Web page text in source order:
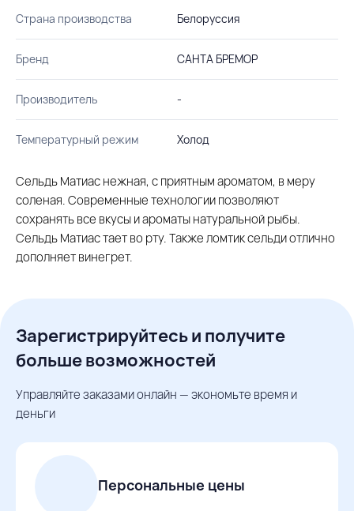
Страна производства Белоруссия
Бренд САНТА БРЕМОР
Производитель -
Температурный режим Холод
Сельдь Матиас нежная, с приятным ароматом, в меру
соленая. Современные технологии позволяют
сохранять все вкусы и ароматы натуральной рыбы.
Сельдь Матиас тает во рту. Также ломтик сельди отлично
дополняет винегрет.
Зарегистрируйтесь и получите
больше возможностей
Управляйте заказами онлайн — экономьте время и
деньги
Персональные цены